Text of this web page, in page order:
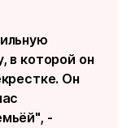
в которой он
Он
-